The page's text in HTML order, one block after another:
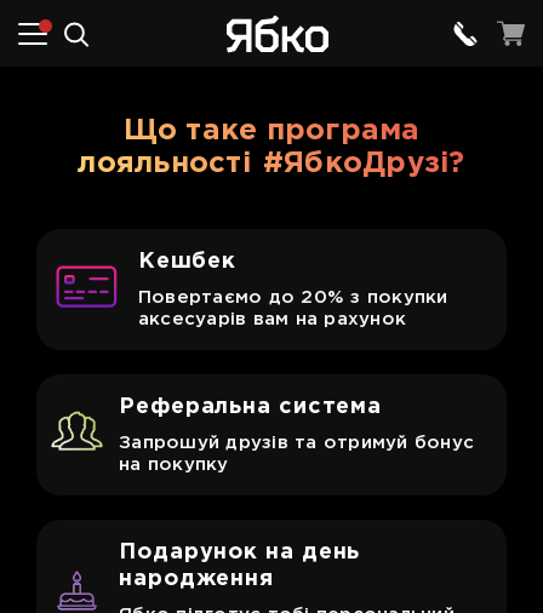
Що таке програма
лояльності #ЯбкоДрузі?
Кешбек
Повертаємо до 20% з покупки
аксесуарів вам на рахунок
Реферальна система
Запрошуй друзів та отримуй бонус
на покупку
Подарунок на день
народження